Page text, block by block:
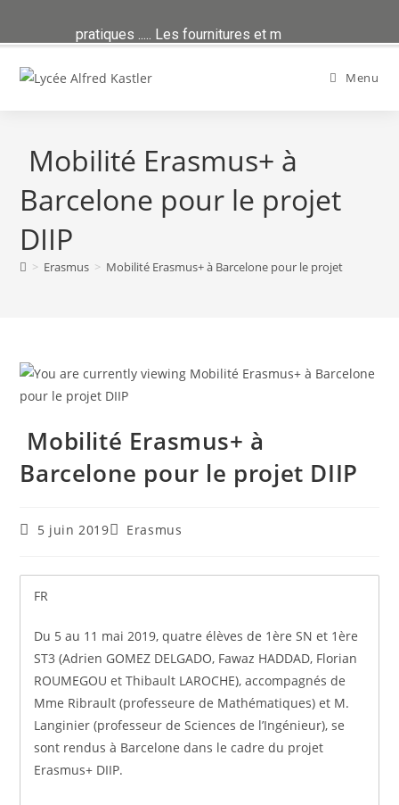
Menu
Mobilité Erasmus+ à
Barcelone pour le projet
DIIP
> Erasmus > Mobilité Erasmus+ à Barcelone pour le projet DIIP
Mobilité Erasmus+ à
Barcelone pour le projet DIIP
5 juin 2019 Erasmus
FR
Du 5 au 11 mai 2019, quatre élèves de 1ère SN et 1ère
ST3 (Adrien GOMEZ DELGADO, Fawaz HADDAD, Florian
ROUMEGOU et Thibault LAROCHE), accompagnés de
Mme Ribrault (professeure de Mathématiques) et M.
Langinier (professeur de Sciences de l’Ingénieur), se
sont rendus à Barcelone dans le cadre du projet
Erasmus+ DIIP.
Infos pratiques ..... Les fournitures et manuels sont publiés